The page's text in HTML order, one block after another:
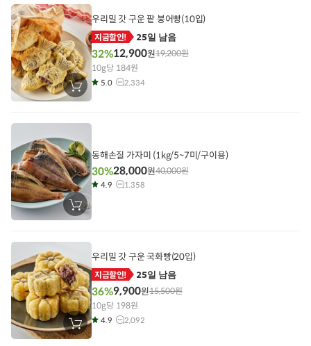
에
담
기
장
바
에
기
우리밀 갓 구운 팥 붕어빵(10입)
지금할인! 25일 남음
32%12,900원19,200원
10g당 184원
5.0 2,334
장
바
에
기
동해손질 가자미 (1kg/5~7미/구이용)
30%28,000원40,000원
4.9 1,358
장
바
우리밀 갓 구운 국화빵(20입)
지금할인! 25일 남음
36%9,900원15,500원
10g당 198원
4.9 2,092